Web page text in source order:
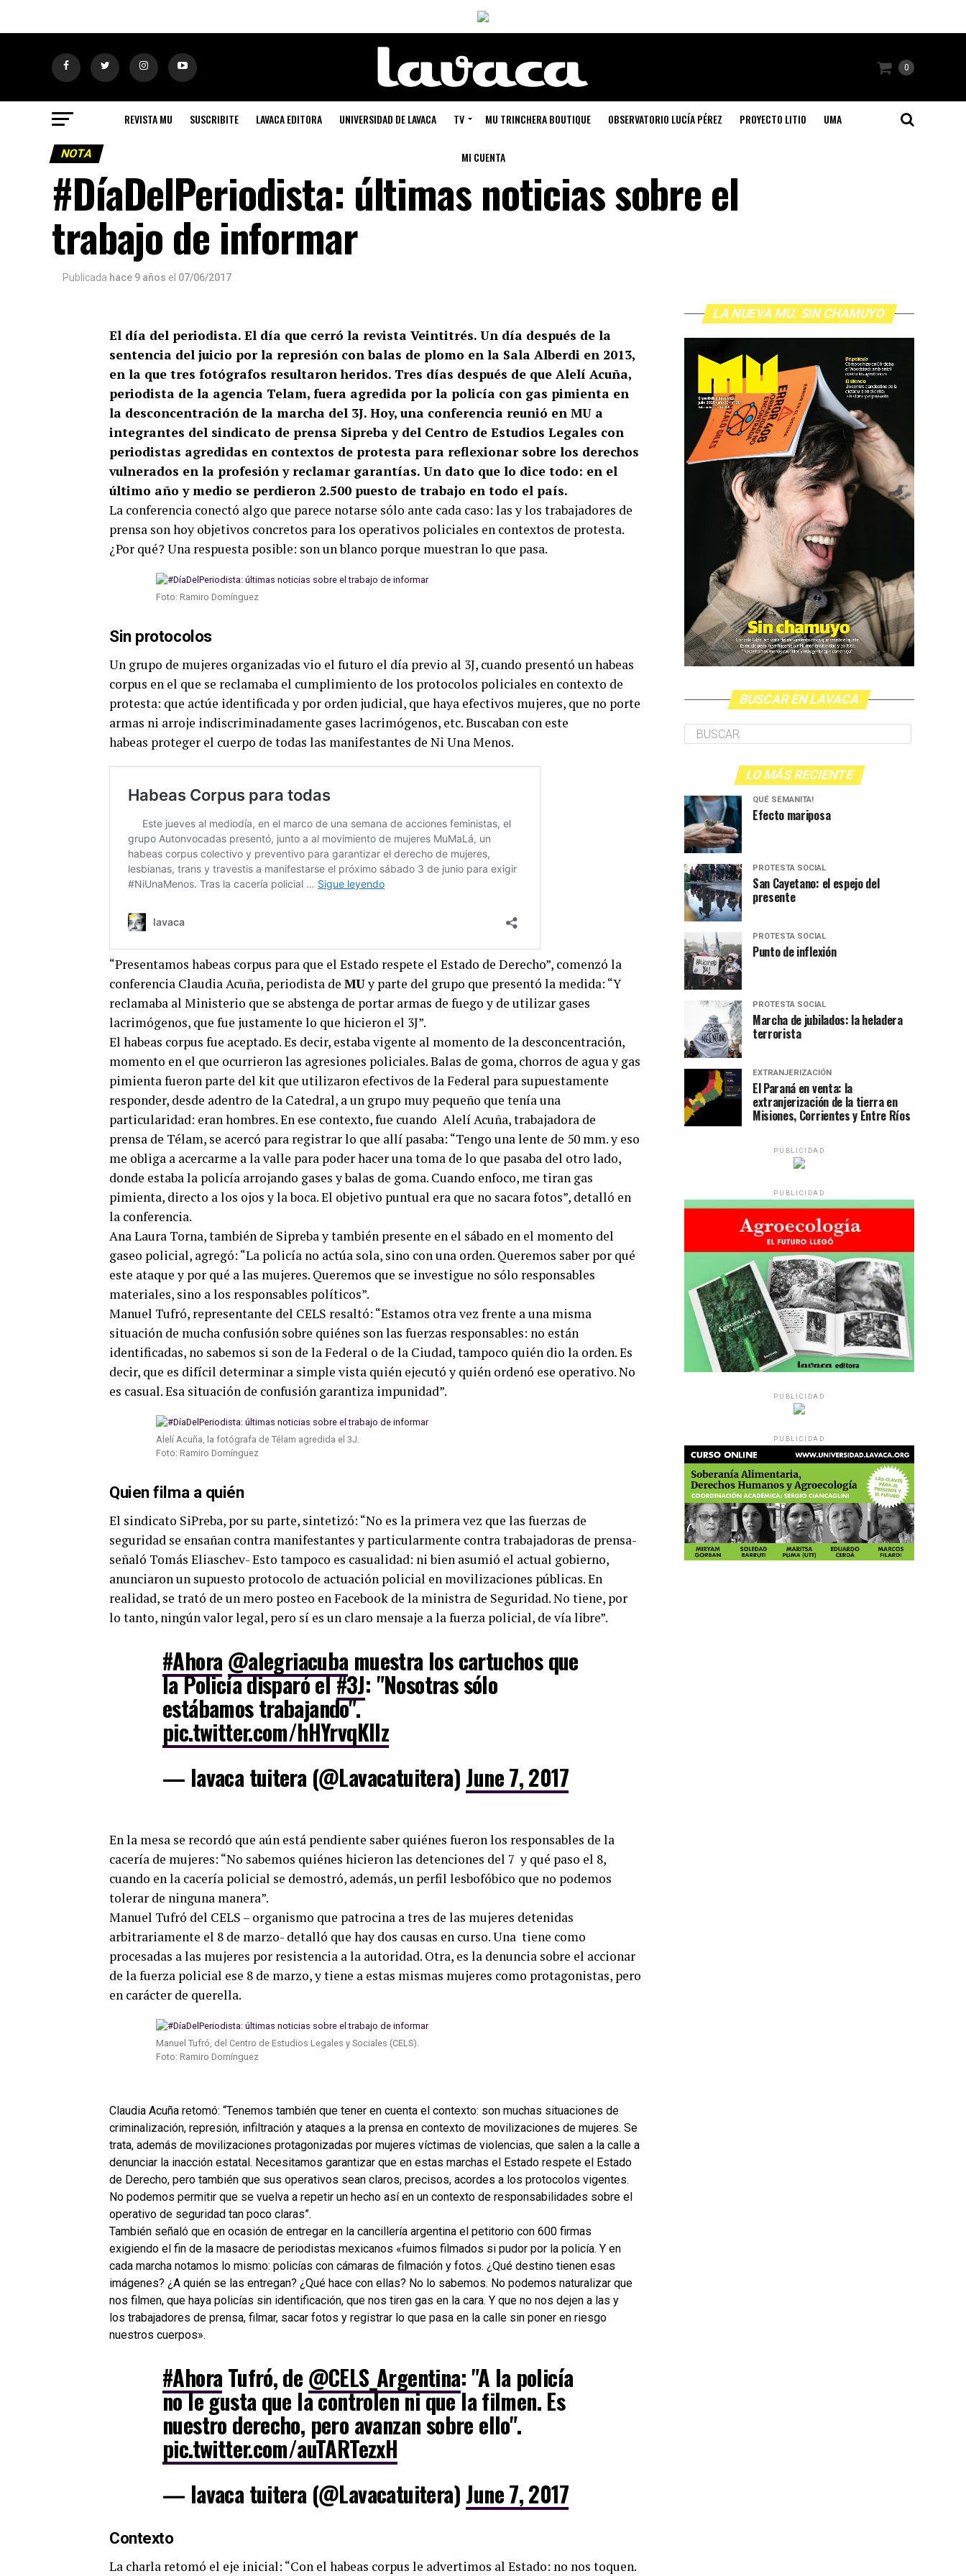
0
REVISTA MU SUSCRIBITE LAVACA EDITORA UNIVERSIDAD DE LAVACA TV MU TRINCHERA BOUTIQUE OBSERVATORIO LUCÍA PÉREZ PROYECTO LITIO UMA
MI CUENTA
NOTA
#DíaDelPeriodista: últimas noticias sobre el
trabajo de informar
Publicada hace 9 años el 07/06/2017
El día del periodista. El día que cerró la revista Veintitrés. Un día después de la
sentencia del juicio por la represión con balas de plomo en la Sala Alberdi en 2013,
en la que tres fotógrafos resultaron heridos. Tres días después de que Alelí Acuña,
periodista de la agencia Telam, fuera agredida por la policía con gas pimienta en
la desconcentración de la marcha del 3J. Hoy, una conferencia reunió en MU a
integrantes del sindicato de prensa Sipreba y del Centro de Estudios Legales con
periodistas agredidas en contextos de protesta para reflexionar sobre los derechos
vulnerados en la profesión y reclamar garantías. Un dato que lo dice todo: en el
último año y medio se perdieron 2.500 puesto de trabajo en todo el país.
La conferencia conectó algo que parece notarse sólo ante cada caso: las y los trabajadores de
prensa son hoy objetivos concretos para los operativos policiales en contextos de protesta.
¿Por qué? Una respuesta posible: son un blanco porque muestran lo que pasa.
Foto: Ramiro Domínguez
Sin protocolos
Un grupo de mujeres organizadas vio el futuro el día previo al 3J, cuando presentó un habeas
corpus en el que se reclamaba el cumplimiento de los protocolos policiales en contexto de
protesta: que actúe identificada y por orden judicial, que haya efectivos mujeres, que no porte
armas ni arroje indiscriminadamente gases lacrimógenos, etc. Buscaban con este
habeas proteger el cuerpo de todas las manifestantes de Ni Una Menos.
“Presentamos habeas corpus para que el Estado respete el Estado de Derecho”, comenzó la
conferencia Claudia Acuña, periodista de MUy parte del grupo que presentó la medida: “Y
reclamaba al Ministerio que se abstenga de portar armas de fuego y de utilizar gases
lacrimógenos, que fue justamente lo que hicieron el 3J”.
El habeas corpus fue aceptado. Es decir, estaba vigente al momento de la desconcentración,
momento en el que ocurrieron las agresiones policiales. Balas de goma, chorros de agua y gas
pimienta fueron parte del kit que utilizaron efectivos de la Federal para supuestamente
responder, desde adentro de la Catedral, a un grupo muy pequeño que tenía una
particularidad: eran hombres. En ese contexto, fue cuando Alelí Acuña, trabajadora de
prensa de Télam, se acercó para registrar lo que allí pasaba: “Tengo una lente de 50 mm. y eso
me obliga a acercarme a la valle para poder hacer una toma de lo que pasaba del otro lado,
donde estaba la policía arrojando gases y balas de goma. Cuando enfoco, me tiran gas
pimienta, directo a los ojos y la boca. El objetivo puntual era que no sacara fotos”, detalló en
la conferencia.
Ana Laura Torna, también de Sipreba y también presente en el sábado en el momento del
gaseo policial, agregó: “La policía no actúa sola, sino con una orden. Queremos saber por qué
este ataque y por qué a las mujeres. Queremos que se investigue no sólo responsables
materiales, sino a los responsables políticos”.
Manuel Tufró, representante del CELS resaltó: “Estamos otra vez frente a una misma
situación de mucha confusión sobre quiénes son las fuerzas responsables: no están
identificadas, no sabemos si son de la Federal o de la Ciudad, tampoco quién dio la orden. Es
decir, que es difícil determinar a simple vista quién ejecutó y quién ordenó ese operativo. No
es casual. Esa situación de confusión garantiza impunidad”.
Alelí Acuña, la fotógrafa de Télam agredida el 3J.
Foto: Ramiro Domínguez
Quien filma a quién
El sindicato SiPreba, por su parte, sintetizó: “No es la primera vez que las fuerzas de
seguridad se ensañan contra manifestantes y particularmente contra trabajadoras de prensa-
señaló Tomás Eliaschev- Esto tampoco es casualidad: ni bien asumió el actual gobierno,
anunciaron un supuesto protocolo de actuación policial en movilizaciones públicas. En
realidad, se trató de un mero posteo en Facebook de la ministra de Seguridad. No tiene, por
lo tanto, ningún valor legal, pero sí es un claro mensaje a la fuerza policial, de vía libre”.
#Ahora@alegriacubamuestra los cartuchos que
la Policía disparó el#3J: "Nosotras sólo
estábamos trabajando".
pic.twitter.com/hHYrvqKIlz
— lavaca tuitera (@Lavacatuitera) June 7, 2017
En la mesa se recordó que aún está pendiente saber quiénes fueron los responsables de la
cacería de mujeres: “No sabemos quiénes hicieron las detenciones del 7 y qué paso el 8,
cuando en la cacería policial se demostró, además, un perfil lesbofóbico que no podemos
tolerar de ninguna manera”.
Manuel Tufró del CELS – organismo que patrocina a tres de las mujeres detenidas
arbitrariamente el 8 de marzo- detalló que hay dos causas en curso. Una tiene como
procesadas a las mujeres por resistencia a la autoridad. Otra, es la denuncia sobre el accionar
de la fuerza policial ese 8 de marzo, y tiene a estas mismas mujeres como protagonistas, pero
en carácter de querella.
Manuel Tufró, del Centro de Estudios Legales y Sociales (CELS).
Foto: Ramiro Domínguez
Claudia Acuña retomó: “Tenemos también que tener en cuenta el contexto: son muchas situaciones de
criminalización, represión, infiltración y ataques a la prensa en contexto de movilizaciones de mujeres. Se
trata, además de movilizaciones protagonizadas por mujeres víctimas de violencias, que salen a la calle a
denunciar la inacción estatal. Necesitamos garantizar que en estas marchas el Estado respete el Estado
de Derecho, pero también que sus operativos sean claros, precisos, acordes a los protocolos vigentes.
No podemos permitir que se vuelva a repetir un hecho así en un contexto de responsabilidades sobre el
operativo de seguridad tan poco claras”.
También señaló que en ocasión de entregar en la cancillería argentina el petitorio con 600 firmas
exigiendo el fin de la masacre de periodistas mexicanos «fuimos filmados si pudor por la policía. Y en
cada marcha notamos lo mismo: policías con cámaras de filmación y fotos. ¿Qué destino tienen esas
imágenes? ¿A quién se las entregan? ¿Qué hace con ellas? No lo sabemos. No podemos naturalizar que
nos filmen, que haya policías sin identificación, que nos tiren gas en la cara. Y que no nos dejen a las y
los trabajadores de prensa, filmar, sacar fotos y registrar lo que pasa en la calle sin poner en riesgo
nuestros cuerpos».
#AhoraTufró, de @CELS_Argentina: "A la policía
no le gusta que la controlen ni que la filmen. Es
nuestro derecho, pero avanzan sobre ello".
pic.twitter.com/auTARTezxH
— lavaca tuitera (@Lavacatuitera) June 7, 2017
Contexto
La charla retomó el eje inicial: “Con el habeas corpus le advertimos al Estado: no nos toquen.
LA NUEVA MU. SIN CHAMUYO
BUSCAR EN LAVACA
LO MÁS RECIENTE
QUÉ SEMANITA!
Efecto mariposa
PROTESTA SOCIAL
San Cayetano: el espejo del
presente
PROTESTA SOCIAL
Punto de inflexión
PROTESTA SOCIAL
Marcha de jubilados: la heladera
terrorista
EXTRANJERIZACIÓN
El Paraná en venta: la
extranjerización de la tierra en
Misiones, Corrientes y Entre Ríos
PUBLICIDAD
PUBLICIDAD
PUBLICIDAD
PUBLICIDAD